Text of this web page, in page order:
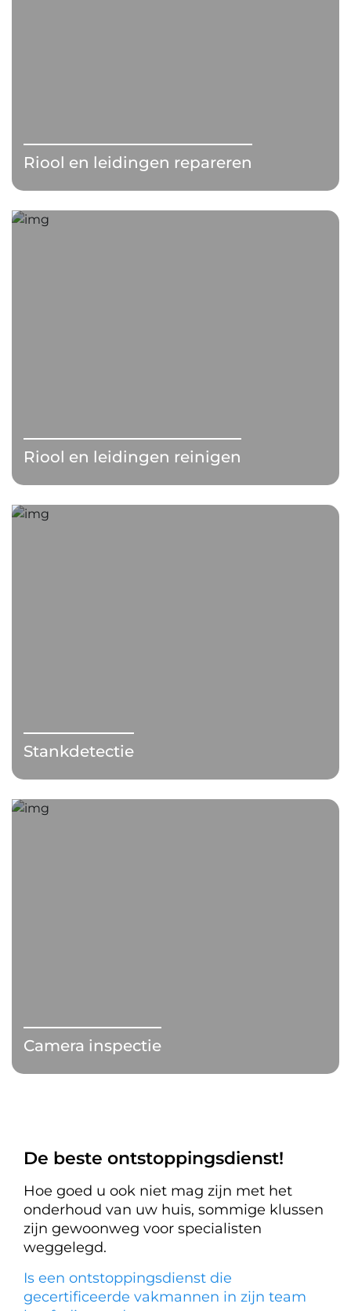
Riool en leidingen repareren
Riool en leidingen reinigen
Stankdetectie
Camera inspectie
De beste ontstoppingsdienst!
Hoe goed u ook niet mag zijn met het
onderhoud van uw huis, sommige klussen
zijn gewoonweg voor specialisten
weggelegd.
Is een ontstoppingsdienst die
gecertificeerde vakmannen in zijn team